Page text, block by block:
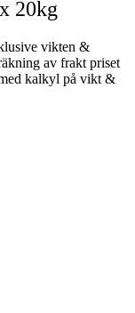
20kg
vikten &
av frakt priset
kalkyl på vikt &